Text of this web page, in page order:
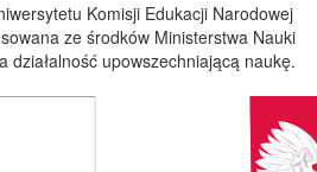
Komisji Edukacji Narodowej
ze środków Ministerstwa Nauki
działalność upowszechniającą naukę.